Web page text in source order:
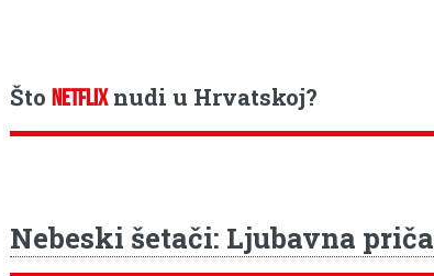
ŠtoNETFLIXnudi u Hrvatskoj?
Nebeski šetači: Ljubavna priča
Toggle